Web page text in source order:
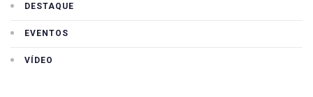
DESTAQUE
EVENTOS
VÍDEO